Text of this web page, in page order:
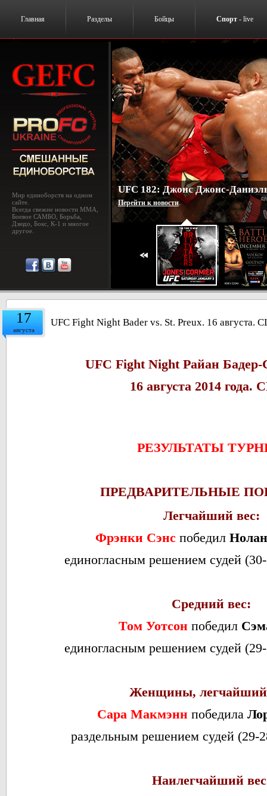
Главная Разделы Бойцы Спорт - live
Мир единоборств на одном
сайте.
Всегда свежие новости MMA,
Боевое САМБО, Борьба,
Дзюдо, Бокс, К-1 и многое
другое.
UFC 182: Джонс Джонс-
Перейти к новости.
17
августа
UFC Fight Night Bader vs. St. Preux. 16 августа.
UFC Fight Night Райан
16 августа 2014
РЕЗУЛЬТАТЫ
ПРЕДВАРИТЕЛЬНЫЕ
Легчайший вес:
Фрэнки Сэнс победил
единогласным решением судей
Средний вес:
Том Уотсонпобедил
единогласным решением судей
Женщины, легчайший
Сара Макмэнн победила
раздельным решением судей (29-
Наилегчайший